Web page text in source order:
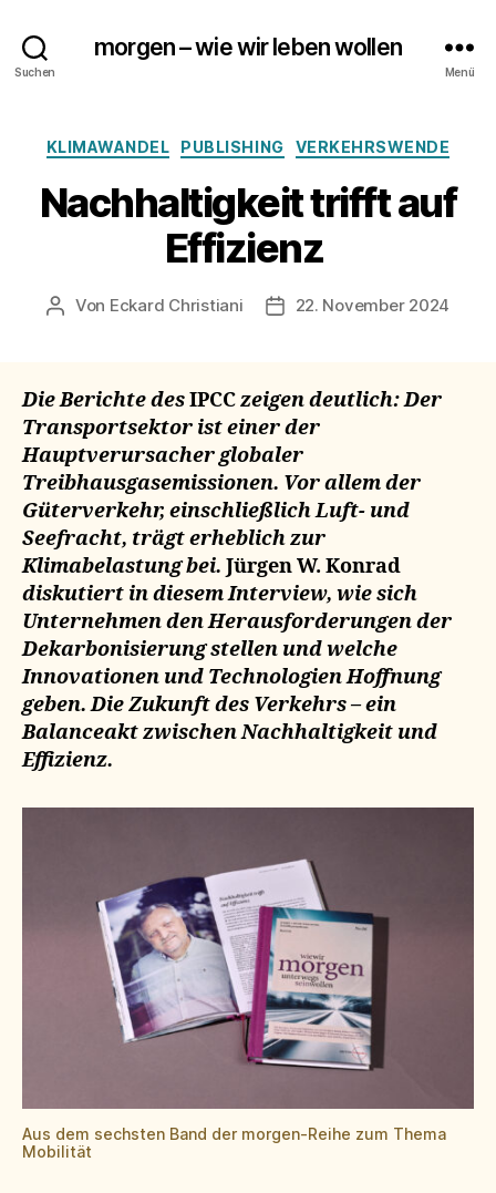
Suchen
morgen – wie wir leben wollen
Menü
Kategorien
KLIMAWANDEL PUBLISHING VERKEHRSWENDE
Nachhaltigkeit trifft auf
Effizienz
Beitragsautor
Von Eckard Christiani Beitragsdatum
22. November 2024
Die Berichte desIPCCzeigen deutlich: Der
Transportsektor ist einer der
Hauptverursacher globaler
Treibhausgasemissionen. Vor allem der
Güterverkehr, einschließlich Luft- und
Seefracht, trägt erheblich zur
Klimabelastung bei. Jürgen W. Konrad
diskutiert in diesem Interview, wie sich
Unternehmen den Herausforderungen der
Dekarbonisierung stellen und welche
Innovationen und Technologien Hoffnung
geben. Die Zukunft des Verkehrs – ein
Balanceakt zwischen Nachhaltigkeit und
Effizienz.
Aus dem sechsten Band der morgen-Reihe zum Thema
Mobilität